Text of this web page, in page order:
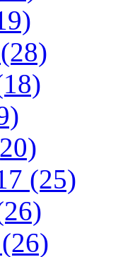
(25)